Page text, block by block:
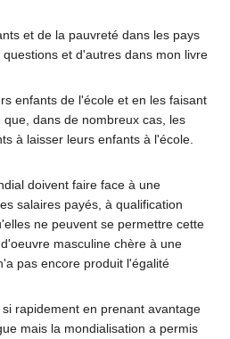
et de la pauvreté dans les pays
et d'autres dans mon livre
enfants de l'école et en les faisant
dans de nombreux cas, les
à laisser leurs enfants à l'école.
doivent faire face à une
salaires payés, à qualification
ne peuvent se permettre cette
masculine chère à une
pas encore produit l'égalité
rapidement en prenant avantage
mais la mondialisation a permis